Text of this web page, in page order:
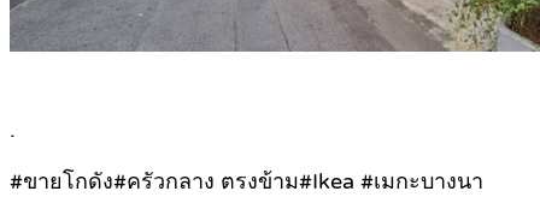
.
#ขายโกดัง#ครัวกลาง ตรงข้าม#Ikea #เมกะบางนา